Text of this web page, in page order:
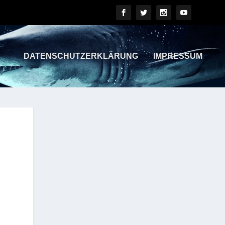
DATENSCHUTZERKLÄRUNG IMPRESSUM